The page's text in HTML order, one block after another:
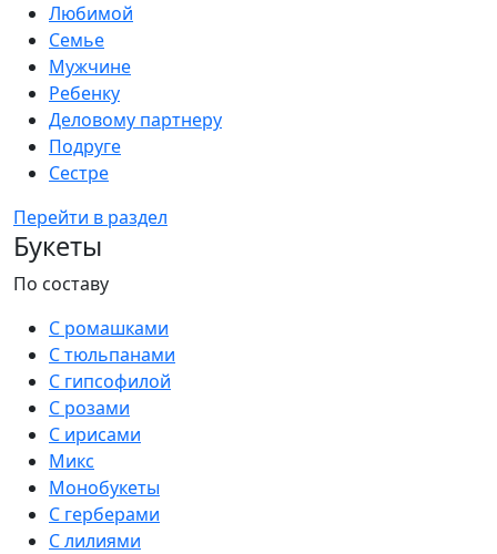
Любимой
Семье
Мужчине
Ребенку
Деловому партнеру
Подруге
Сестре
Перейти в раздел
Букеты
По составу
С ромашками
С тюльпанами
С гипсофилой
С розами
С ирисами
Микс
Монобукеты
С герберами
С лилиями